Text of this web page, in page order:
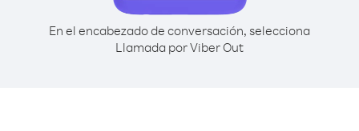
En el encabezado de conversación, selecciona
Llamada por Viber Out